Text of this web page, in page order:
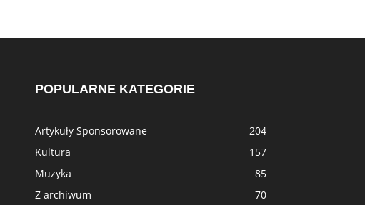
POPULARNE KATEGORIE
Artykuły Sponsorowane
204
Kultura
157
Muzyka
85
Z archiwum
70